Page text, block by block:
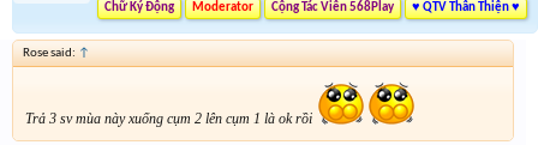
Chữ Ký Động Moderator Cộng Tác Viên 568Play ♥ QTV Thân Thiện ♥
Rose said: ↑
Trả 3 sv mùa này xuống cụm 2 lên cụm 1 là ok rồi